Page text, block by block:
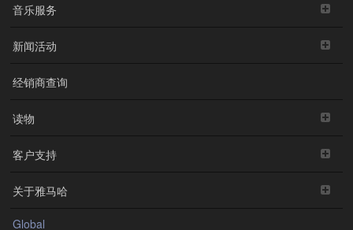
音乐服务
新闻活动
经销商查询
读物
客户支持
关于雅马哈
Global